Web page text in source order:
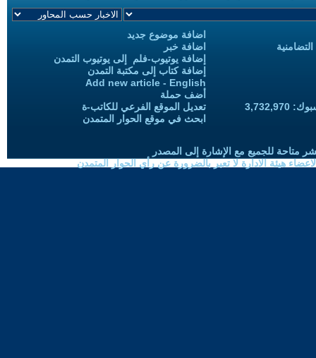
اضافة موضوع جديد
اضافة خبر
إضافة يوتيوب-فلم إلى يوتيوب التمدن
إضافة كتاب إلى مكتبة التمدن
Add new article - English
أضف حملة
تعديل الموقع الفرعي للكاتب-ة
ابحث في موقع الحوار المتمدن
متاحة للجميع مع الإشارة إلى المصدر
هيئة الادارة لا تعبر بالضرورة عن رأي الحوار المتمدن